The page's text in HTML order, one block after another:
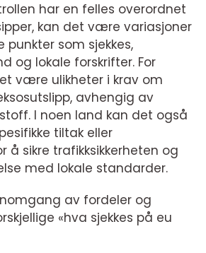
har en felles overordnet
kan det være variasjoner
punkter som sjekkes,
og lokale forskrifter. For
være ulikheter i krav om
avhengig av
I noen land kan det også
tiltak eller
å sikre trafikksikkerheten og
med lokale standarder.
av fordeler og
«hva sjekkes på eu